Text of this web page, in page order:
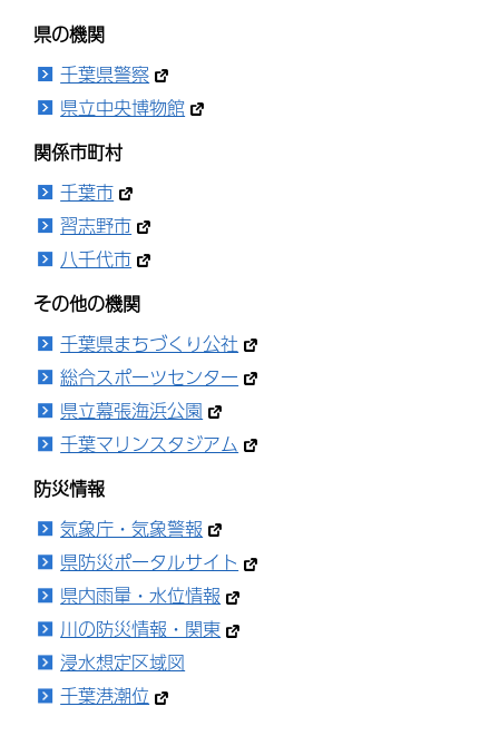
県の機関
千葉県警察
県立中央博物館
関係市町村
千葉市
習志野市
八千代市
その他の機関
千葉県まちづくり公社
総合スポーツセンター
県立幕張海浜公園
千葉マリンスタジアム
防災情報
気象庁・気象警報
県防災ポータルサイト
県内雨量・水位情報
川の防災情報・関東
浸水想定区域図
千葉港潮位